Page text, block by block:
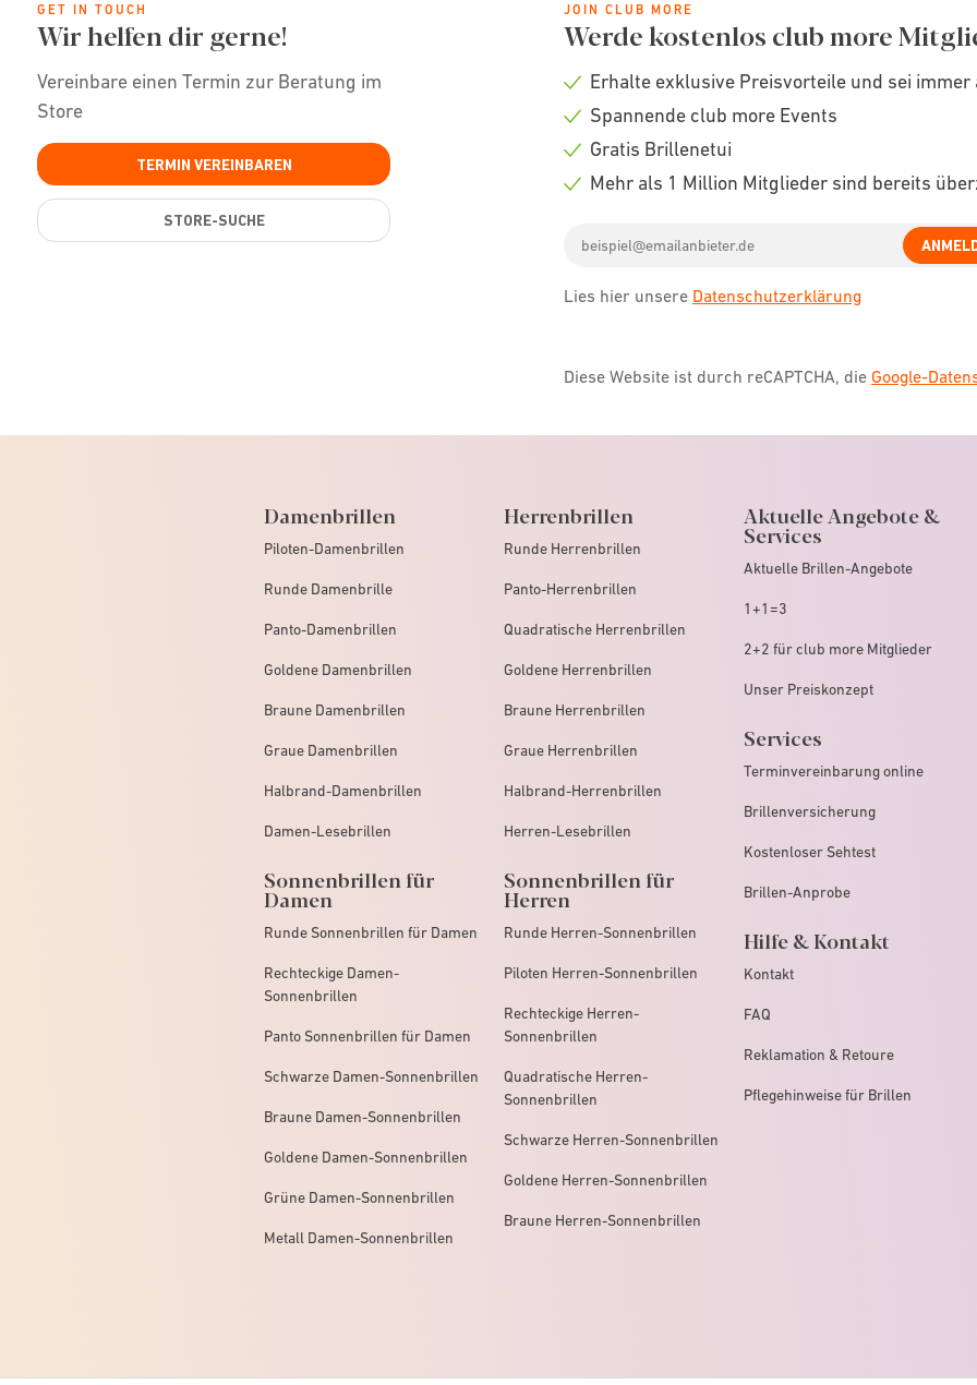
GET IN TOUCH
Wir helfen dir gerne!
Vereinbare einen Termin zur Beratung im
Store
TERMIN VEREINBAREN
STORE-SUCHE
JOIN CLUB MORE
Werde kostenlos club more
Check
Erhalte exklusive Preisvorteile und sei
Check
Spannende club more Events
Check
Gratis Brillenetui
Mehr als 1 Million Mitglieder sind bereits
address
Lies hier unsere Datenschutzerklärung
Diese Website ist durch reCAPTCHA, die Google-
Damenbrillen
Piloten-Damenbrillen
Runde Damenbrille
Panto-Damenbrillen
Goldene Damenbrillen
Braune Damenbrillen
Graue Damenbrillen
Halbrand-Damenbrillen
Damen-Lesebrillen
Sonnenbrillen für
Damen
Runde Sonnenbrillen für Damen
Rechteckige Damen-
Sonnenbrillen
Panto Sonnenbrillen für Damen
Schwarze Damen-Sonnenbrillen
Braune Damen-Sonnenbrillen
Goldene Damen-Sonnenbrillen
Grüne Damen-Sonnenbrillen
Metall Damen-Sonnenbrillen
Herrenbrillen
Runde Herrenbrillen
Panto-Herrenbrillen
Quadratische Herrenbrillen
Goldene Herrenbrillen
Braune Herrenbrillen
Graue Herrenbrillen
Halbrand-Herrenbrillen
Herren-Lesebrillen
Sonnenbrillen für
Herren
Runde Herren-Sonnenbrillen
Piloten Herren-Sonnenbrillen
Rechteckige Herren-
Sonnenbrillen
Quadratische Herren-
Sonnenbrillen
Schwarze Herren-Sonnenbrillen
Goldene Herren-Sonnenbrillen
Braune Herren-Sonnenbrillen
Aktuelle Angebote &
Services
Aktuelle Brillen-Angebote
1+1=3
2+2 für club more Mitglieder
Unser Preiskonzept
Services
Terminvereinbarung online
Brillenversicherung
Kostenloser Sehtest
Brillen-Anprobe
Hilfe & Kontakt
Kontakt
FAQ
Reklamation & Retoure
Pflegehinweise für Brillen